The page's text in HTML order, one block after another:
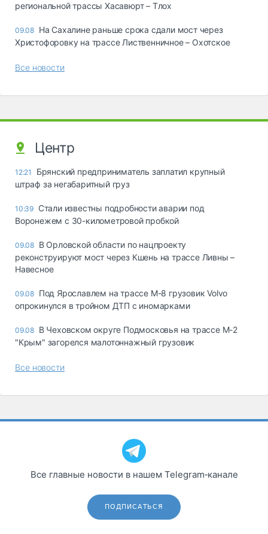
региональной трассы Хасавюрт – Тлох
09.08 На Сахалине раньше срока сдали мост через
Христофоровку на трассе Лиственничное – Охотское
Все новости
Центр
12:21
Брянский предприниматель заплатил крупный
штраф за негабаритный груз
10:39 Стали известны подробности аварии под
Воронежем с 30-километровой пробкой
09.08 В Орловской области по нацпроекту
реконструируют мост через Кшень на трассе Ливны –
Навесное
09.08 Под Ярославлем на трассе М-8 грузовик Volvo
опрокинулся в тройном ДТП с иномарками
09.08 В Чеховском округе Подмосковья на трассе М-2
"Крым" загорелся малотоннажный грузовик
Все новости
Все главные новости в нашем Telegram‑канале
ПОДПИСАТЬСЯ